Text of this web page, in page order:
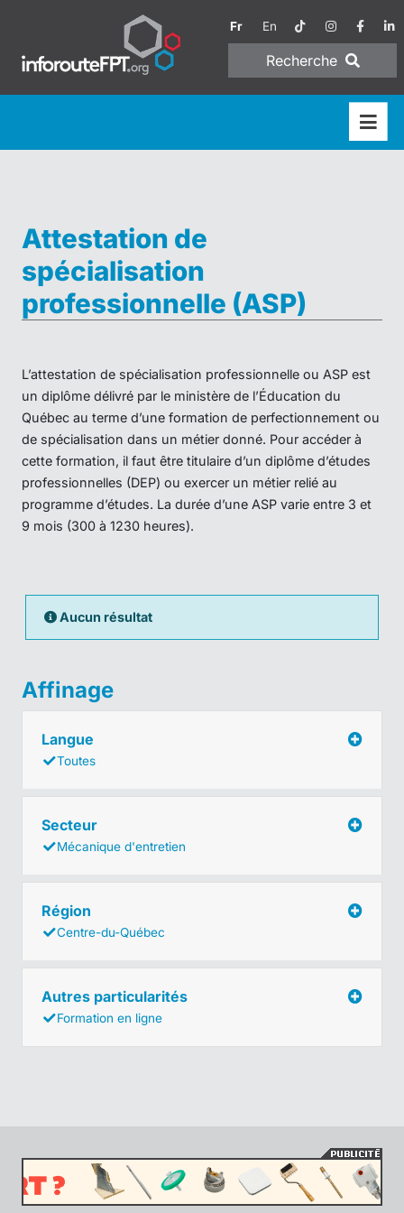
Fr En
Recherche
Attestation de
spécialisation
professionnelle (ASP)
L’attestation de spécialisation professionnelle ou ASP est
un diplôme délivré par le ministère de l’Éducation du
Québec au terme d’une formation de perfectionnement ou
de spécialisation dans un métier donné. Pour accéder à
cette formation, il faut être titulaire d’un diplôme d’études
professionnelles (DEP) ou exercer un métier relié au
programme d’études. La durée d’une ASP varie entre 3 et
9 mois (300 à 1230 heures).
Aucun résultat
Affinage
Langue
Toutes
Secteur
Mécanique d'entretien
Région
Centre-du-Québec
Autres particularités
Formation en ligne